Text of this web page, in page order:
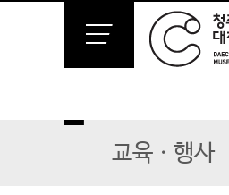
교육ㆍ행사